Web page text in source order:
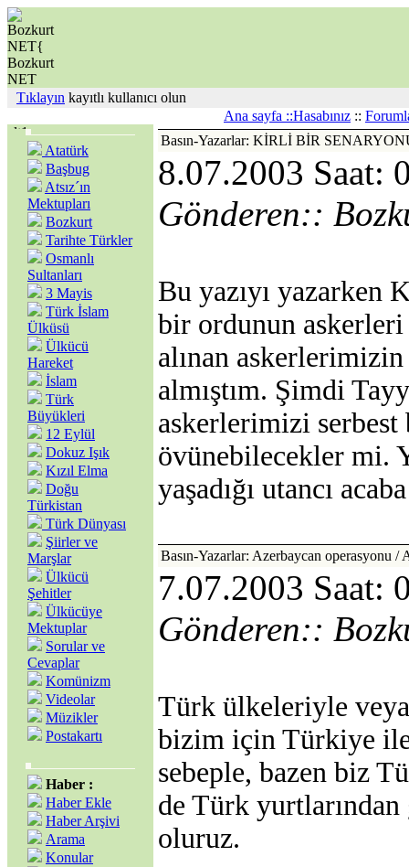
Tıklayın kayıtlı kullanıcı olun
Ana sayfa ::Hasabınız ::
Atatürk
Başbug
Atsız´ın
Mektupları
Bozkurt
Tarihte Türkler
Osmanlı
Sultanları
3 Mayis
Türk İslam
Ülküsü
Ülkücü
Hareket
İslam
Türk
Büyükleri
12 Eylül
Dokuz Işık
Kızıl Elma
Doğu
Türkistan
Türk Dünyası
Şiirler ve
Marşlar
Ülkücü
Şehitler
Ülkücüye
Mektuplar
Sorular ve
Cevaplar
Komünizm
Videolar
Müzikler
Postakartı
Haber :
Haber Ekle
Haber Arşivi
Arama
Konular
Basın-Yazarlar: KİRLİ BİR
8.07.2003 Saat:
Gönderen::
Bu yazıyı yazarken
bir ordunun askerleri
alınan askerlerimizin
almıştım. Şimdi
askerlerimizi serbest
övünebilecekler mi.
yaşadığı utancı
Basın-Yazarlar: Azerbaycan operasyonu /
7.07.2003 Saat:
Gönderen::
Türk ülkeleriyle
bizim için Türkiye
sebeple, bazen biz
de Türk
oluruz.